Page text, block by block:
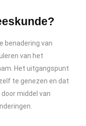
benadering van
van het
Het uitgangspunt
te genezen en dat
middel van